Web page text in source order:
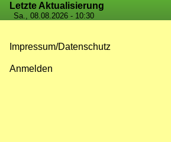
Letzte Aktualisierung
Sa., 08.08.2026 - 10:30
Impressum/Datenschutz
Anmelden